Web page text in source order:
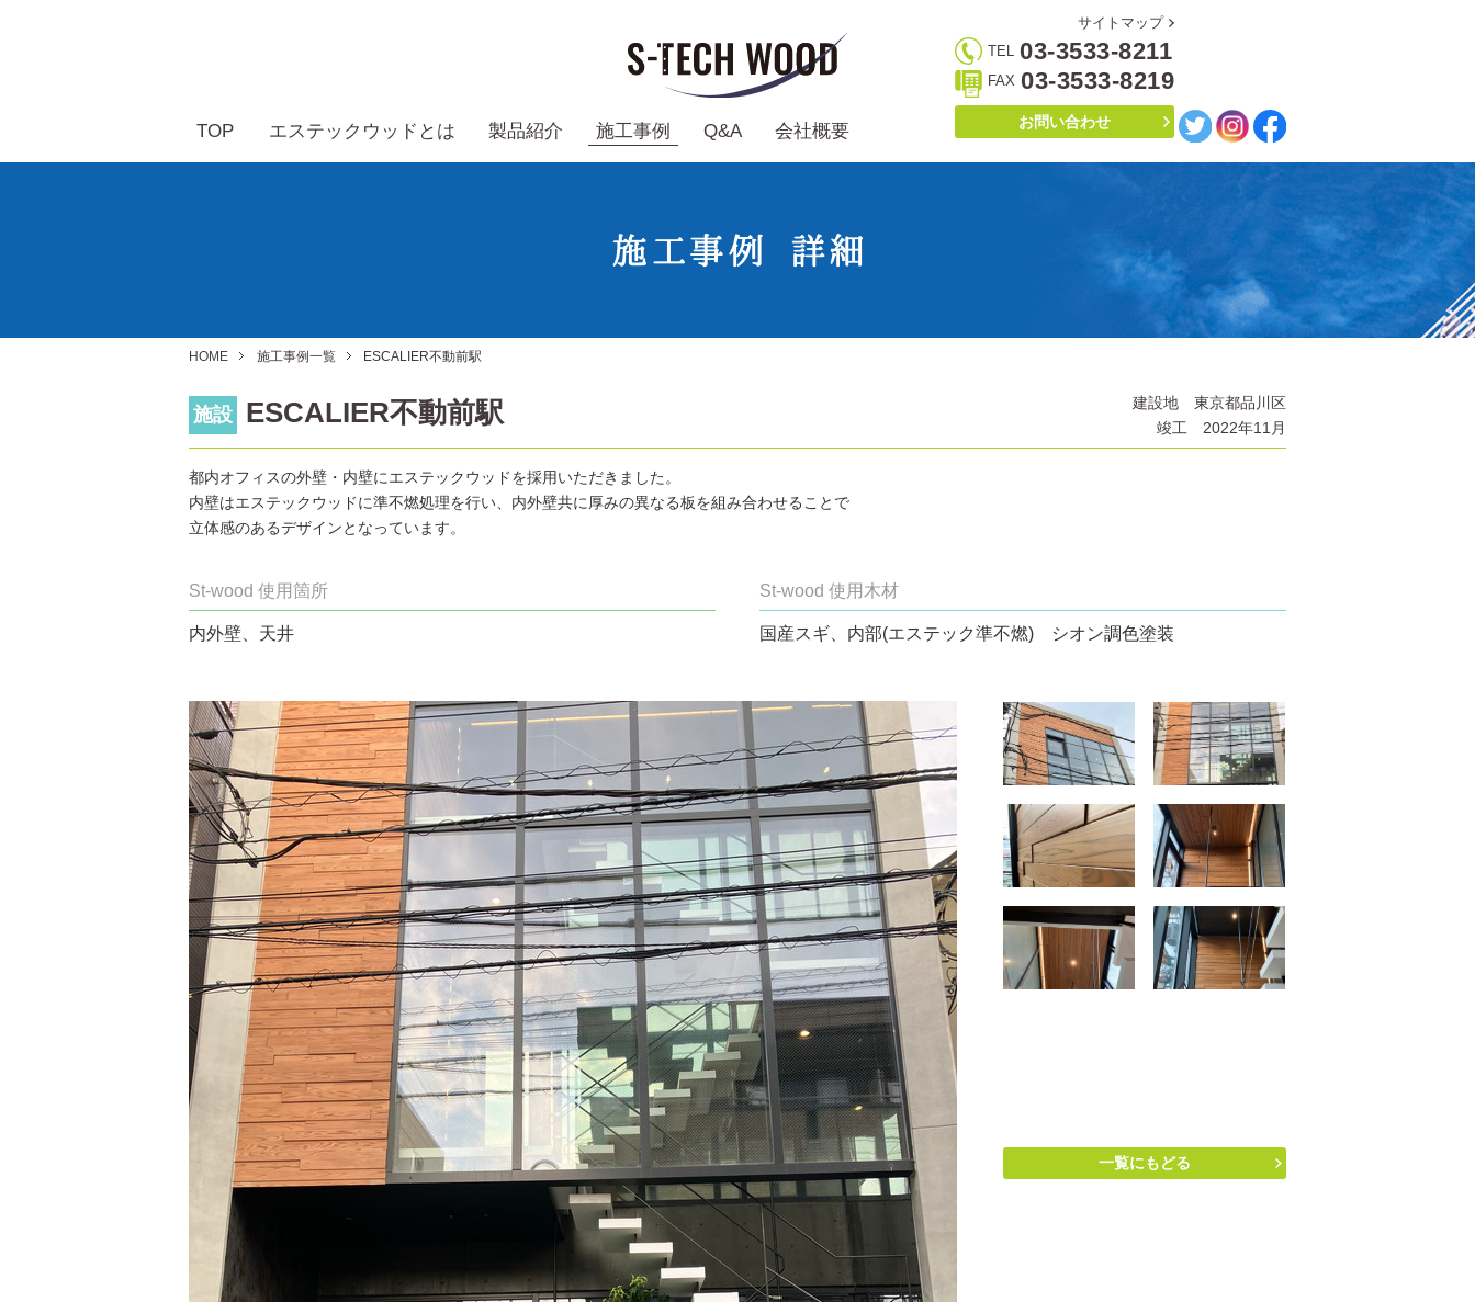
TOP エステックウッドとは 製品紹介 施工事例 Q&A 会社概要
サイトマップ
TEL
03-3533-8211
FAX 03-3533-8219
お問い合わせ
HOME 施工事例一覧 ESCALIER不動前駅
施設 ESCALIER不動前駅
建設地 東京都品川区
竣工 2022年11月
都内オフィスの外壁・内壁にエステックウッドを採用いただきました。
内壁はエステックウッドに準不燃処理を行い、内外壁共に厚みの異なる板を組み合わせることで
立体感のあるデザインとなっています。
St-wood 使用箇所
内外壁、天井
St-wood 使用木材
国産スギ、内部(エステック準不燃) シオン調色塗装
一覧にもどる